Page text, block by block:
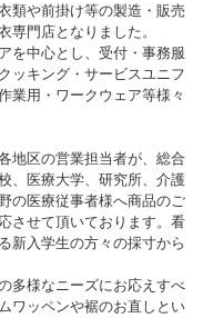
類や前掛け等の製造・販売
専門店となりました。
を中心とし、受付・事務服
ッキング・サービスユニフ
業用・ワークウェア等様々
地区の営業担当者が、総合
、医療大学、研究所、介護
の医療従事者様へ商品のご
させて頂いております。看
新入学生の方々の採寸から
多様なニーズにお応えすべ
ワッペンや裾のお直しとい